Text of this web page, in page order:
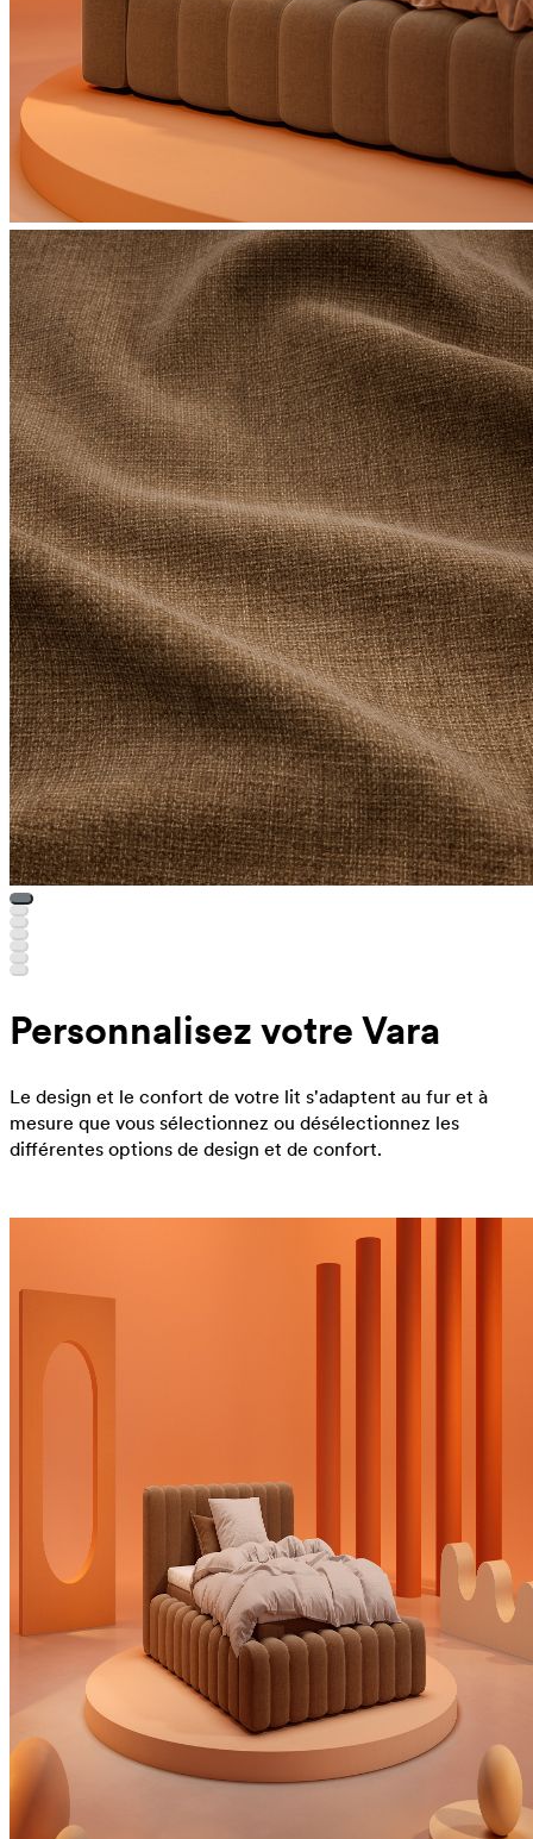
Personnalisez votre Vara
Le design et le confort de votre lit s'adaptent au fur et à
mesure que vous sélectionnez ou désélectionnez les
différentes options de design et de confort.